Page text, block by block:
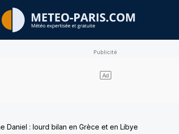
Daniel : lourd bilan en Grèce et en Libye